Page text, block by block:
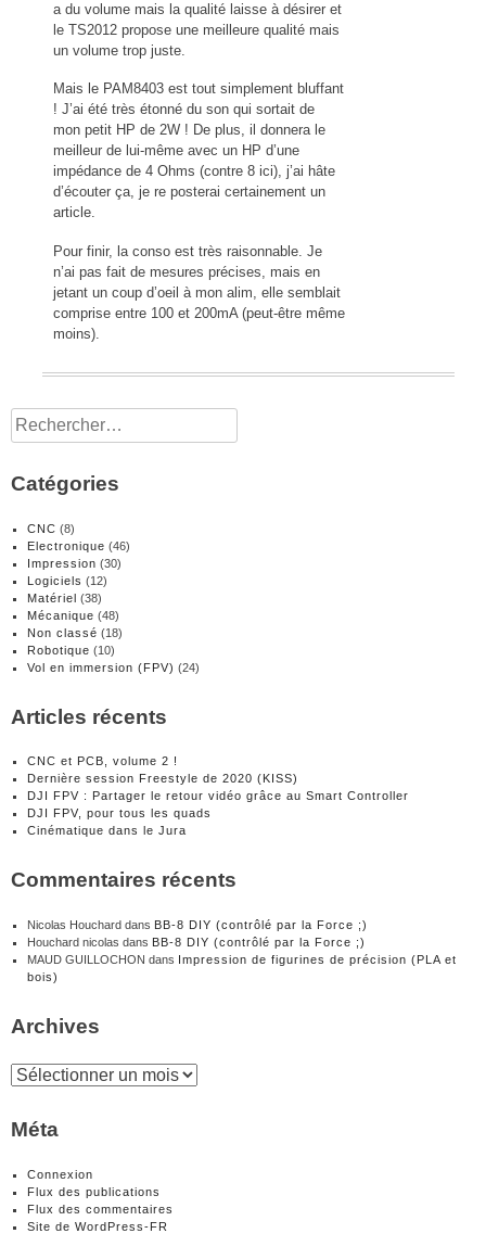
a du volume mais la qualité laisse à désirer et
le TS2012 propose une meilleure qualité mais
un volume trop juste.
Mais le PAM8403 est tout simplement bluffant
! J’ai été très étonné du son qui sortait de
mon petit HP de 2W ! De plus, il donnera le
meilleur de lui-même avec un HP d’une
impédance de 4 Ohms (contre 8 ici), j’ai hâte
d’écouter ça, je re posterai certainement un
article.
Pour finir, la conso est très raisonnable. Je
n’ai pas fait de mesures précises, mais en
jetant un coup d’oeil à mon alim, elle semblait
comprise entre 100 et 200mA (peut-être même
moins).
Rechercher :
Catégories
CNC (8)
Electronique (46)
Impression (30)
Logiciels (12)
Matériel (38)
Mécanique (48)
Non classé (18)
Robotique (10)
Vol en immersion (FPV) (24)
Articles récents
CNC et PCB, volume 2 !
Dernière session Freestyle de 2020 (KISS)
DJI FPV : Partager le retour vidéo grâce au Smart Controller
DJI FPV, pour tous les quads
Cinématique dans le Jura
Commentaires récents
Nicolas Houchard dans BB-8 DIY (contrôlé par la Force ;)
Houchard nicolas dans BB-8 DIY (contrôlé par la Force ;)
MAUD GUILLOCHON dans Impression de figurines de précision (PLA et
bois)
Archives
Archives
Méta
Connexion
Flux des publications
Flux des commentaires
Site de WordPress-FR